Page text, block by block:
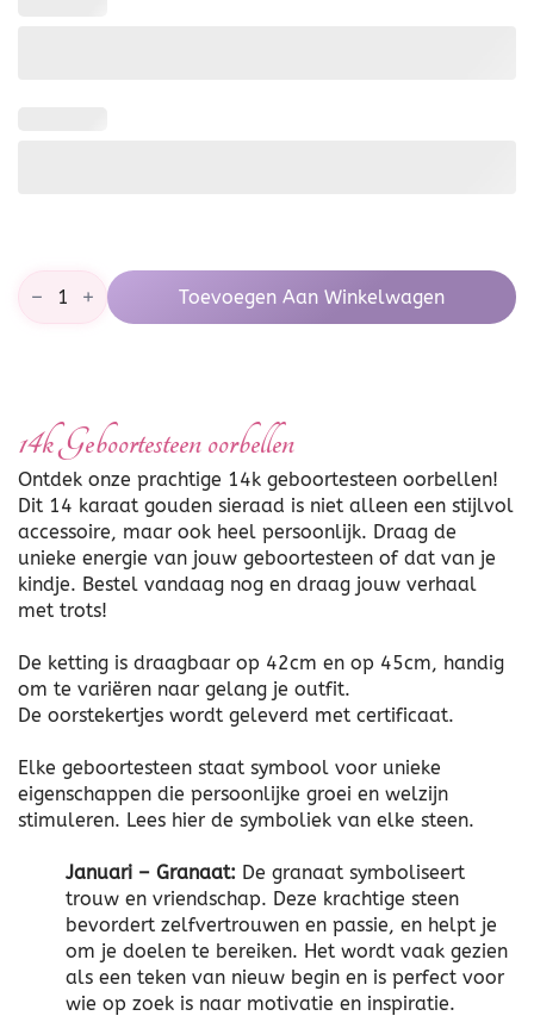
14k
Geboortesteen
oorbellen
Toevoegen Aan Winkelwagen
14k Geboortesteen oorbellen
Ontdek onze prachtige 14k geboortesteen oorbellen!
Dit 14 karaat gouden sieraad is niet alleen een stijlvol
accessoire, maar ook heel persoonlijk. Draag de
unieke energie van jouw geboortesteen of dat van je
kindje. Bestel vandaag nog en draag jouw verhaal
met trots!
De ketting is draagbaar op 42cm en op 45cm, handig
om te variëren naar gelang je outfit.
De oorstekertjes wordt geleverd met certificaat.
Elke geboortesteen staat symbool voor unieke
eigenschappen die persoonlijke groei en welzijn
stimuleren. Lees hier de symboliek van elke steen.
Januari – Granaat: De granaat symboliseert
trouw en vriendschap. Deze krachtige steen
bevordert zelfvertrouwen en passie, en helpt je
om je doelen te bereiken. Het wordt vaak gezien
als een teken van nieuw begin en is perfect voor
wie op zoek is naar motivatie en inspiratie.